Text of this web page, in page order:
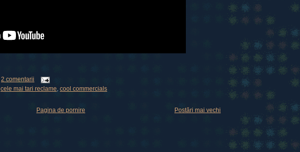
2 comentarii
cele mai tari reclame cool commercials
Postări mai vechi
Pagina de pornire